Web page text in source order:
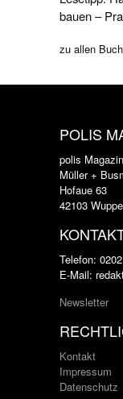
bauen –
zu allen
POLIS
polis Magazin
Müller +
Hofaue 63
42103
Telefon:
E-Mail:
Newsletter
Kontakt
Impressum
Datenschutz